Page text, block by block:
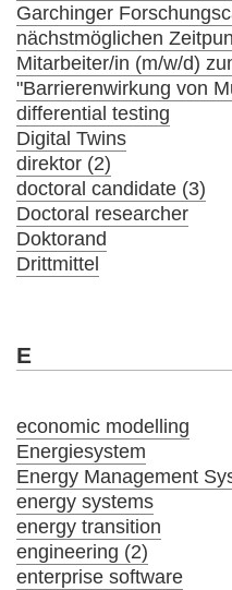
Garchinger
nächstmöglichen
Mitarbeiter/in (m/w/d)
"Barrierenwirkung von
differential testing
Digital Twins
direktor (2)
doctoral candidate (3)
Doctoral researcher
Doktorand
Drittmittel
E
economic modelling
Energiesystem
Energy Management
energy systems
energy transition
engineering (2)
enterprise software